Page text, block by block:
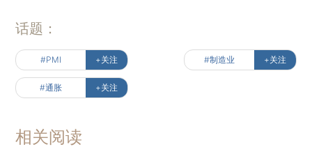
话题：
#PMI +关注 #制造业 +关注
#通胀 +关注
相关阅读